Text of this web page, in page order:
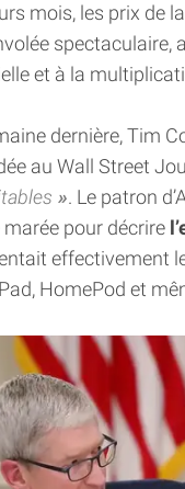
mois, les prix de
spectaculaire,
et à la
dernière, Tim
au Wall Street
. Le patron
marée pour décrire
effectivement
HomePod et